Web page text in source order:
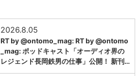
2026.8.05
RT by @ontomo_mag: RT by @ontomo
_mag: ポッドキャスト「オーディオ界の
レジェンド長岡鉄男の仕事」公開！ 新刊…